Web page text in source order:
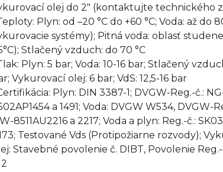
olej do 2" (kontaktujte technického
Plyn: od –20 °C do +60 °C; Voda: až do
systémy); Pitná voda: oblasť
Stlačený vzduch: do 70 °C
Plyn: 5 bar; Voda: 10-16 bar; Stlačený
Vykurovací olej: 6 bar; VdS: 12,5-16 bar
Plyn: DIN 3387-1; DVGW-Reg.-č.:
a 1491; Voda: DVGW W534, DVGW-
8511AU2216 a 2217; Voda a plyn: Reg.-č.:
Testované Vds (Protipožiarne rozvody);
Stavebné povolenie č. DIBT, Povolenie Reg.-